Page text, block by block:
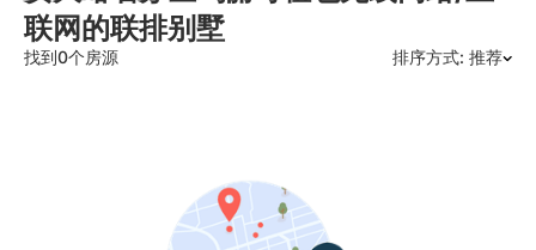
联网的联排别墅
找到0个房源 排序方式: 推荐